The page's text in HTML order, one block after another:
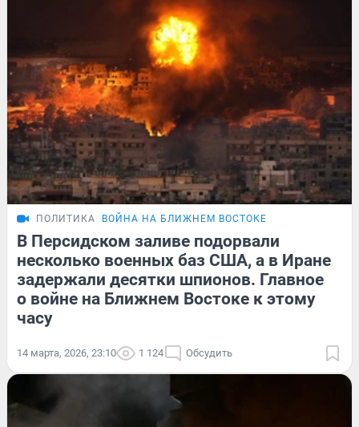
ПОЛИТИКА ВОЙНА НА БЛИЖНЕМ ВОСТОКЕ
В Персидском заливе подорвали
несколько военных баз США, а в Иране
задержали десятки шпионов. Главное
о войне на Ближнем Востоке к этому
часу
14 марта, 2026, 23:10 1 124 Обсудить